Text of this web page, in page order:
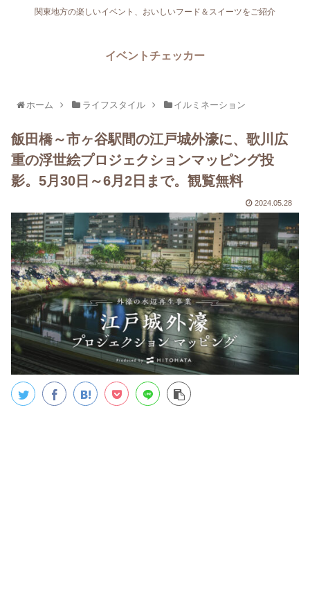
関東地方の楽しいイベント、おいしいフード＆スイーツをご紹介
イベントチェッカー
ホーム ライフスタイル イルミネーション
飯田橋～市ヶ谷駅間の江戸城外濠に、歌川広
重の浮世絵プロジェクションマッピング投
影。5月30日～6月2日まで。観覧無料
2024.05.28